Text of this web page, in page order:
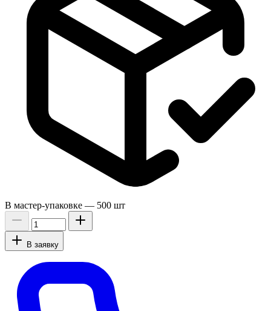
В мастер-упаковке — 500 шт
В заявку